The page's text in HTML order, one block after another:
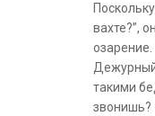
вахте?”,
такими
звонишь?